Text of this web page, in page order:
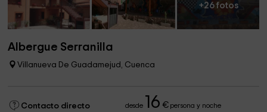
+26 fotos
Albergue Serranilla
Villanueva De Guadamejud, Cuenca
Contacto directo desde 16 €persona y noche